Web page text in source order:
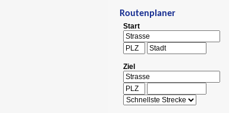
Routenplaner
Start
Ziel